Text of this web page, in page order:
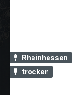
Rheinhessen
trocken